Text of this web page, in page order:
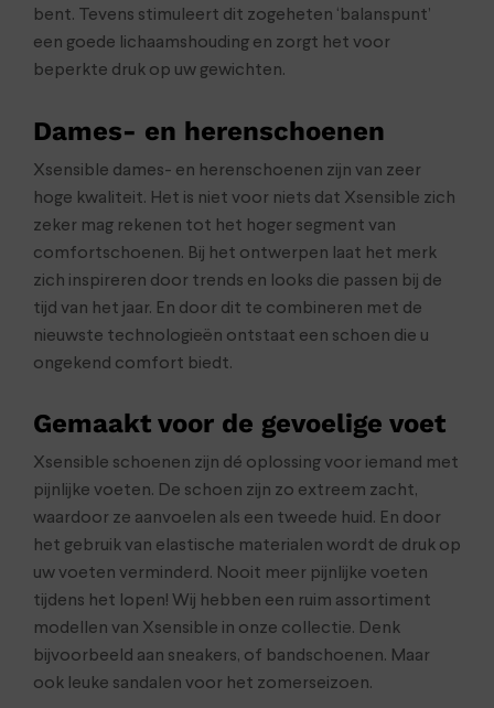
bent. Tevens stimuleert dit zogeheten ‘balanspunt’
een goede lichaamshouding en zorgt het voor
beperkte druk op uw gewichten.
Dames- en herenschoenen
Xsensible dames- en herenschoenen zijn van zeer
hoge kwaliteit. Het is niet voor niets dat Xsensible zich
zeker mag rekenen tot het hoger segment van
comfortschoenen. Bij het ontwerpen laat het merk
zich inspireren door trends en looks die passen bij de
tijd van het jaar. En door dit te combineren met de
nieuwste technologieën ontstaat een schoen die u
ongekend comfort biedt.
Gemaakt voor de gevoelige voet
Xsensible schoenen zijn dé oplossing voor iemand met
pijnlijke voeten. De schoen zijn zo extreem zacht,
waardoor ze aanvoelen als een tweede huid. En door
het gebruik van elastische materialen wordt de druk op
uw voeten verminderd. Nooit meer pijnlijke voeten
tijdens het lopen! Wij hebben een ruim assortiment
modellen van Xsensible in onze collectie. Denk
bijvoorbeeld aan sneakers, of bandschoenen. Maar
ook leuke sandalen voor het zomerseizoen.